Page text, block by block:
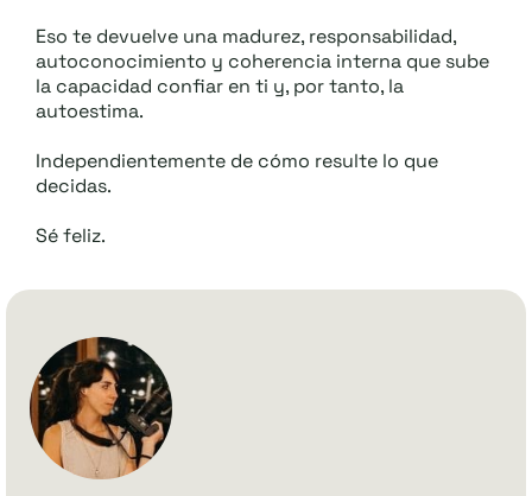
Eso te devuelve una madurez, responsabilidad,
autoconocimiento y coherencia interna que sube
la capacidad confiar en ti y, por tanto, la
autoestima.
Independientemente de cómo resulte lo que
decidas.
Sé feliz.